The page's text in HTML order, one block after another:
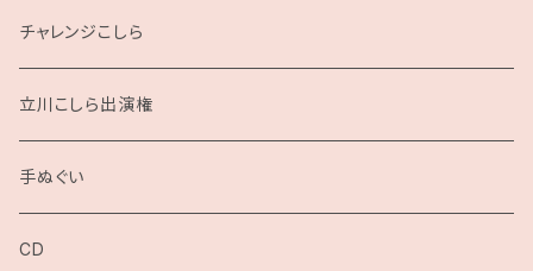
チャレンジこしら
立川こしら出演権
手ぬぐい
CD